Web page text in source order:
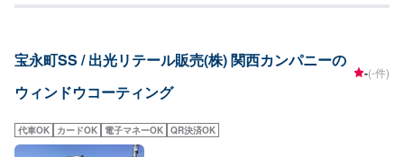
ズ]：9,580円【施工時間】15分から
宝永町SS / 出光リテール販売(株) 関西カンパニーの
ウィンドウコーティング
-(-件)
代車OK カードOK 電子マネーOK QR決済OK